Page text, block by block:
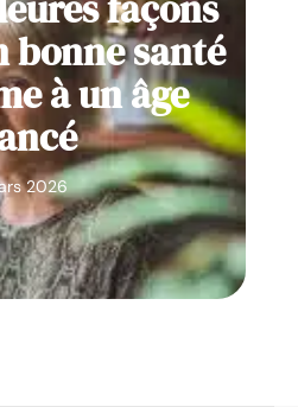
bonne santé
à un âge
2026